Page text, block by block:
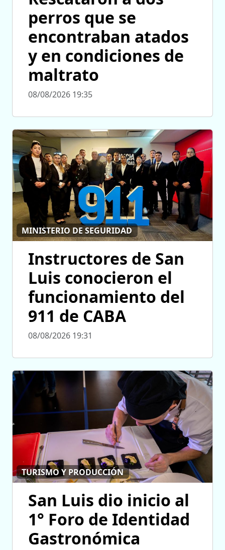
perros que se
encontraban atados
y en condiciones de
maltrato
08/08/2026 19:35
MINISTERIO DE SEGURIDAD
Instructores de San
Luis conocieron el
funcionamiento del
911 de CABA
08/08/2026 19:31
TURISMO Y PRODUCCIÓN
San Luis dio inicio al
1° Foro de Identidad
Gastronómica